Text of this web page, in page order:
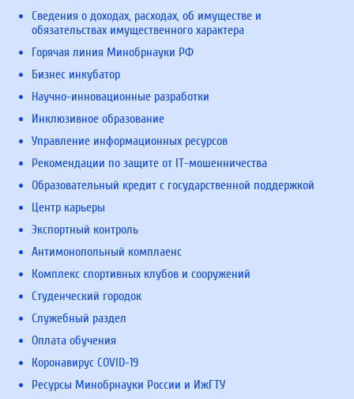
Сведения о доходах, расходах, об имуществе и
обязательствах имущественного характера
Горячая линия Минобрнауки РФ
Бизнес инкубатор
Научно-инновационные разработки
Инклюзивное образование
Управление информационных ресурсов
Рекомендации по защите от IT-мошенничества
Образовательный кредит с государственной поддержкой
Центр карьеры
Экспортный контроль
Антимонопольный комплаенс
Комплекс спортивных клубов и сооружений
Студенческий городок
Служебный раздел
Оплата обучения
Коронавирус COVID-19
Ресурсы Минобрнауки России и ИжГТУ